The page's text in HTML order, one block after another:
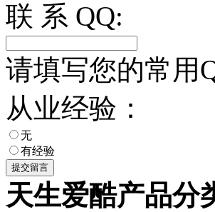
联 系 QQ:
请填写您的常用
从业经验：
无
有经验
天生爱酷产品分